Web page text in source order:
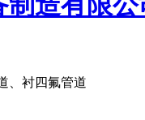
、衬四氟管道